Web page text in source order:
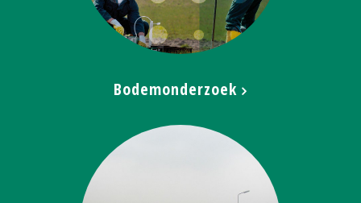
Bodemonderzoek